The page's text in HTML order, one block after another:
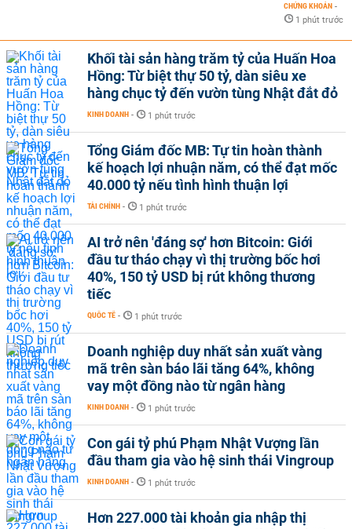
CHỨNG KHOÁN -
1 phút trước
Khối tài sản hàng trăm tỷ của Huấn Hoa
Hồng: Từ biệt thự 50 tỷ, dàn siêu xe
hàng chục tỷ đến vườn tùng Nhật đắt đỏ
KINH DOANH - 1 phút trước
Tổng Giám đốc MB: Tự tin hoàn thành
kế hoạch lợi nhuận năm, có thể đạt mốc
40.000 tỷ nếu tình hình thuận lợi
TÀI CHÍNH - 1 phút trước
AI trở nên 'đáng sợ' hơn Bitcoin: Giới
đầu tư tháo chạy vì thị trường bốc hơi
40%, 150 tỷ USD bị rút không thương
tiếc
QUỐC TẾ - 1 phút trước
Doanh nghiệp duy nhất sản xuất vàng
mã trên sàn báo lãi tăng 64%, không
vay một đồng nào từ ngân hàng
KINH DOANH - 1 phút trước
Con gái tỷ phú Phạm Nhật Vượng lần
đầu tham gia vào hệ sinh thái Vingroup
KINH DOANH - 1 phút trước
Hơn 227.000 tài khoản gia nhập thị